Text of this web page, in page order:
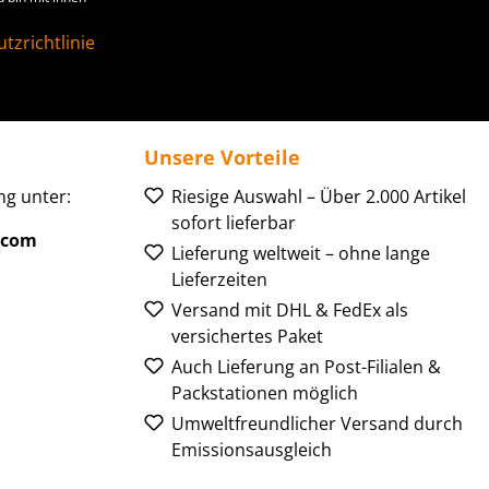
unter:
Unsere Vorteile
Riesige Auswahl – Über 2.000 Artikel
sofort lieferbar
Lieferung weltweit – ohne lange
Lieferzeiten
Versand mit DHL & FedEx als
versichertes Paket
Auch Lieferung an Post-Filialen &
Packstationen möglich
Umweltfreundlicher Versand durch
Emissionsausgleich